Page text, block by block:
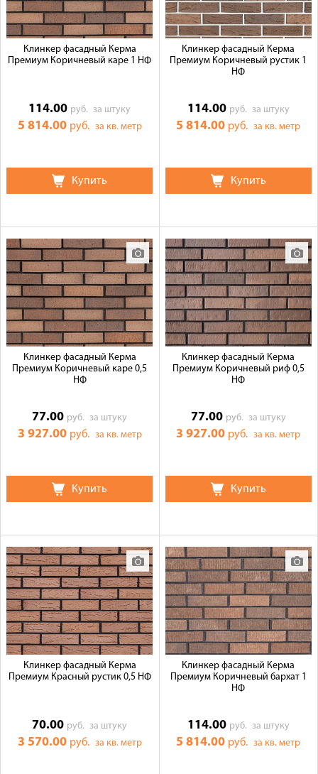
Клинкер фасадный Керма
Премиум Коричневый каре 1 НФ
114.00 руб.за штуку
5 814.00 руб. за кв. метр
Купить
Клинкер фасадный Керма
Премиум Коричневый рустик 1
НФ
114.00 руб. за штуку
5 814.00 руб.за кв. метр
Купить
Клинкер фасадный Керма
Премиум Коричневый каре 0,5
НФ
77.00 руб.за штуку
3 927.00 руб. за кв. метр
Купить
Клинкер фасадный Керма
Премиум Коричневый риф 0,5
НФ
77.00 руб. за штуку
3 927.00 руб.за кв. метр
Купить
Клинкер фасадный Керма
Премиум Красный рустик 0,5 НФ
70.00 руб.за штуку
3 570.00 руб. за кв. метр
Клинкер фасадный Керма
Премиум Коричневый бархат 1
НФ
114.00 руб. за штуку
5 814.00 руб.за кв. метр